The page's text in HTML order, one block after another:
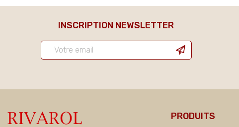
INSCRIPTION NEWSLETTER
PRODUITS